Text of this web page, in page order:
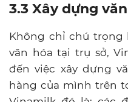
3.3 Xây dựng
Không chỉ chú trọng
văn hóa tại trụ sở,
đến việc xây dựng
hàng của mình trên